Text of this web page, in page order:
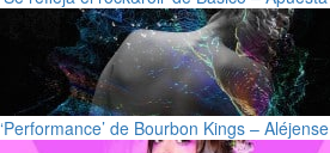
‘Performance’ de Bourbon Kings –